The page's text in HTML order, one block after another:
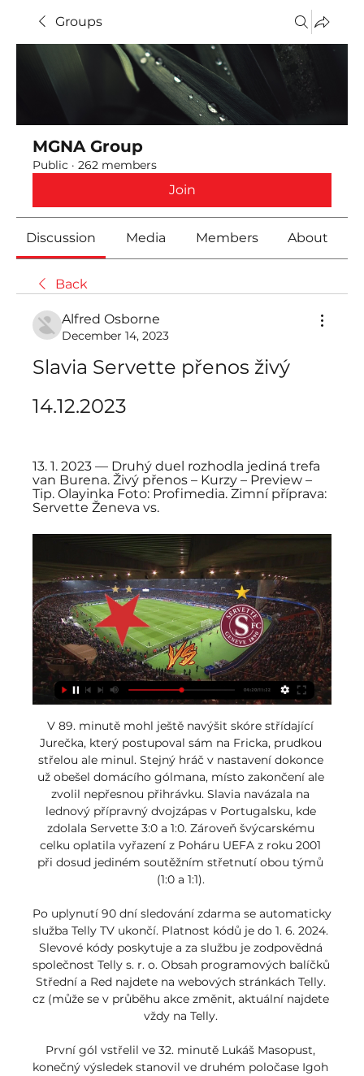
Groups
MGNA Group
Public · 262 members
Join
Discussion Media Members About
Back
Alfred Osborne
December 14, 2023
Slavia Servette přenos živý
14.12.2023
13. 1. 2023 — Druhý duel rozhodla jediná trefa
van Burena. Živý přenos – Kurzy – Preview –
Tip. Olayinka Foto: Profimedia. Zimní příprava:
Servette Ženeva vs.
V 89. minutě mohl ještě navýšit skóre střídající
Jurečka, který postupoval sám na Fricka, prudkou
střelou ale minul. Stejný hráč v nastavení dokonce
už obešel domácího gólmana, místo zakončení ale
zvolil nepřesnou přihrávku. Slavia navázala na
lednový přípravný dvojzápas v Portugalsku, kde
zdolala Servette 3:0 a 1:0. Zároveň švýcarskému
celku oplatila vyřazení z Poháru UEFA z roku 2001
při dosud jediném soutěžním střetnutí obou týmů
(1:0 a 1:1).
Po uplynutí 90 dní sledování zdarma se automaticky
služba Telly TV ukončí. Platnost kódů je do 1. 6. 2024.
Slevové kódy poskytuje a za službu je zodpovědná
společnost Telly s. r. o. Obsah programových balíčků
Střední a Red najdete na webových stránkách Telly.
cz (může se v průběhu akce změnit, aktuální najdete
vždy na Telly.
První gól vstřelil ve 32. minutě Lukáš Masopust,
konečný výsledek stanovil ve druhém poločase Igoh